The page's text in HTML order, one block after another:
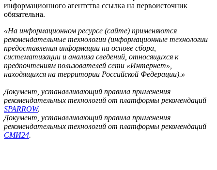
информационного агентства ссылка на первоисточник
обязательна.
«На информационном ресурсе (сайте) применяются
рекомендательные технологии (информационные технологии
предоставления информации на основе сбора,
систематизации и анализа сведений, относящихся к
предпочтениям пользователей сети «Интернет»,
находящихся на территории Российской Федерации).»
Документ, устанавливающий правила применения
рекомендательных технологий от платформы рекомендаций
SPARROW.
Документ, устанавливающий правила применения
рекомендательных технологий от платформы рекомендаций
СМИ24.